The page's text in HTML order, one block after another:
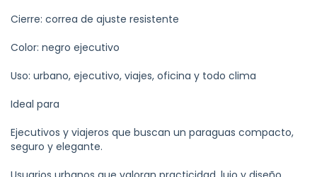
Cierre: correa de ajuste resistente
Color: negro ejecutivo
Uso: urbano, ejecutivo, viajes, oficina y todo clima
Ideal para
Ejecutivos y viajeros que buscan un paraguas compacto,
seguro y elegante.